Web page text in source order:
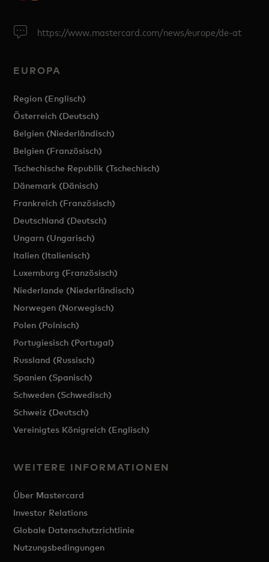
https://www.mastercard.com/news/europe/de-at
EUROPA
Region (Englisch)
Österreich (Deutsch)
Belgien (Niederländisch)
Belgien (Französisch)
Tschechische Republik (Tschechisch)
Dänemark (Dänisch)
Frankreich (Französisch)
Deutschland (Deutsch)
Ungarn (Ungarisch)
Italien (Italienisch)
Luxemburg (Französisch)
Niederlande (Niederländisch)
Norwegen (Norwegisch)
Polen (Polnisch)
Portugiesisch (Portugal)
Russland (Russisch)
Spanien (Spanisch)
Schweden (Schwedisch)
Schweiz (Deutsch)
Vereinigtes Königreich (Englisch)
WEITERE INFORMATIONEN
Über Mastercard
Investor Relations
Globale Datenschutzrichtlinie
Nutzungsbedingungen